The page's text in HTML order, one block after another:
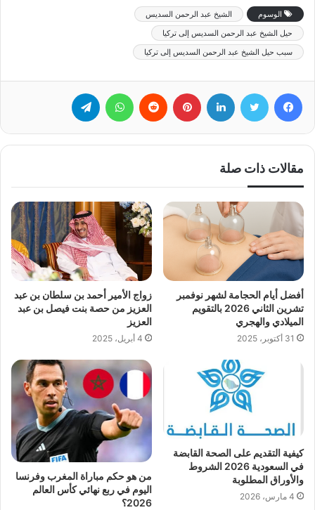
الوسوم
الشيخ عبد الرحمن السديس
حيل الشيخ عبد الرحمن السديس إلى تركيا
سبب حيل الشيخ عبد الرحمن السديس إلى تركيا
مقالات ذات صلة
أفضل أيام الحجامة لشهر نوفمبر
تشرين الثاني 2026 بالتقويم
الميلادي والهجري
31 أكتوبر، 2025
زواج الأمير أحمد بن سلطان بن عبد
العزيز من حصة بنت فيصل بن عبد
العزيز
4 أبريل، 2025
كيفية التقديم على الصحة القابضة
في السعودية 2026 الشروط
والأوراق المطلوبة
4 مارس، 2026
من هو حكم مباراة المغرب وفرنسا
اليوم في ربع نهائي كأس العالم
2026؟